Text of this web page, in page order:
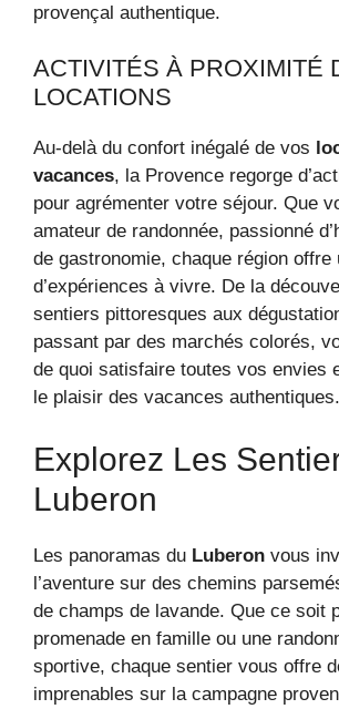
provençal authentique.
ACTIVITÉS À PROXIMITÉ
LOCATIONS
Au-delà du confort inégalé de vos
vacances, la Provence regorge
pour agrémenter votre séjour. Que
amateur de randonnée, passionné
de gastronomie, chaque région offre
d’expériences à vivre. De la
sentiers pittoresques aux
passant par des marchés colorés,
de quoi satisfaire toutes vos envies
le plaisir des vacances authentiques.
Explorez Les
Luberon
Les panoramas du Luberon vous
l’aventure sur des chemins
de champs de lavande. Que ce soit
promenade en famille ou une
sportive, chaque sentier vous offre
imprenables sur la campagne